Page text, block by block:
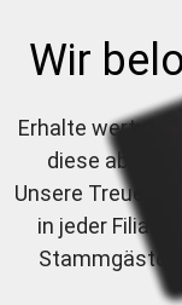
Wir
Erhalte
diese ab
Unsere
in jeder Filiale
Stammgäste